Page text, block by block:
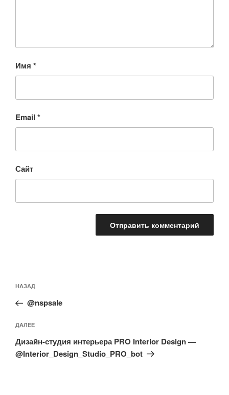
Имя *
Email *
Сайт
по
записям
Предыдущая
запись:
НАЗАД
@nspsale
Следующая
запись
ДАЛЕЕ
Дизайн-студия интерьера PRO Interior Design —
@Interior_Design_Studio_PRO_bot